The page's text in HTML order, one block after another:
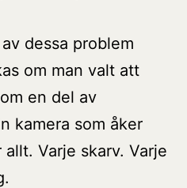
dessa problem
om man valt att
en del av
kamera som åker
Varje skarv. Varje